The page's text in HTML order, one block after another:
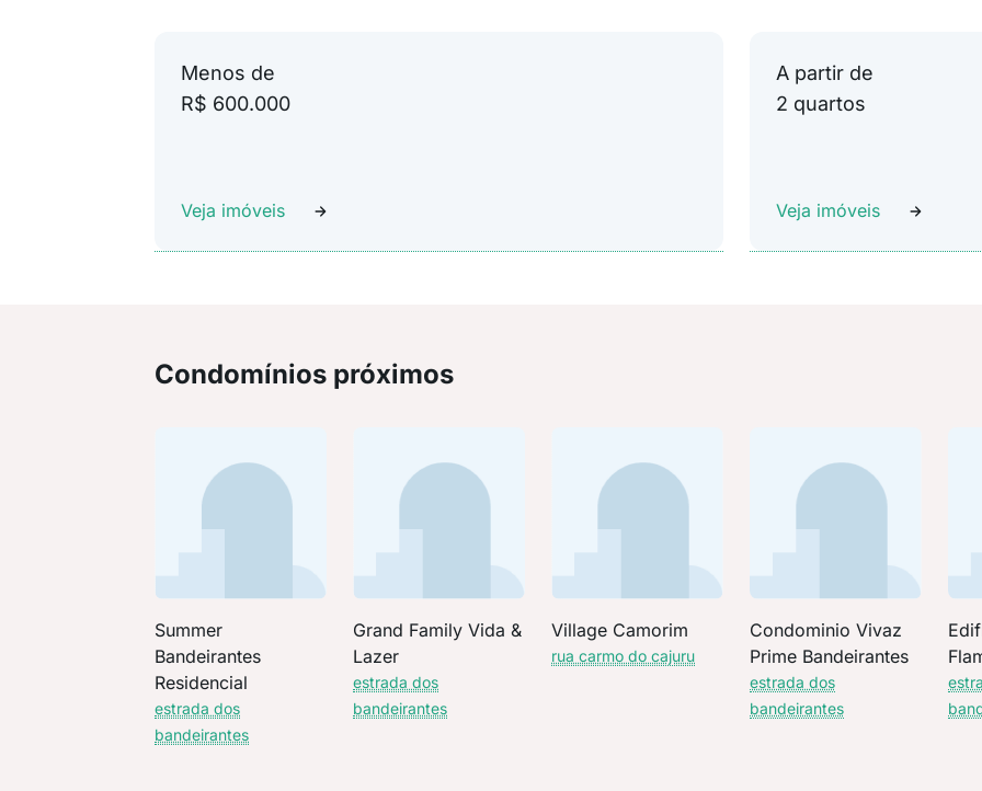
Menos de
R$ 600.000
Veja imóveis
A partir de
2 quartos
Veja imóveis
Condomínios próximos
Summer
Bandeirantes
Residencial
estrada dos
bandeirantes
Grand Family Vida &
Lazer
estrada dos
bandeirantes
Village Camorim
rua carmo do cajuru
Condominio Vivaz
Prime Bandeirantes
estrada dos
bandeirantes